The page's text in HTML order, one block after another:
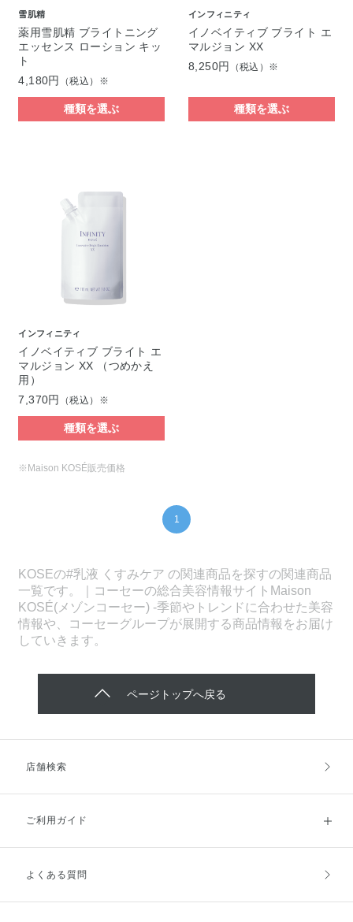
雪肌精
薬用雪肌精 ブライトニング
エッセンス ローション キッ
ト
4,180円
（税込）※
種類を選ぶ
インフィニティ
イノベイティブ ブライト エ
マルジョン XX
8,250円
（税込）※
種類を選ぶ
インフィニティ
イノベイティブ ブライト エ
マルジョン XX （つめかえ
用）
7,370円
（税込）※
種類を選ぶ
※Maison KOSÉ販売価格
1
KOSEの#乳液 くすみケア の関連商品を探すの関連商品
一覧です。｜コーセーの総合美容情報サイトMaison
KOSÉ(メゾンコーセー) -季節やトレンドに合わせた美容
情報や、コーセーグループが展開する商品情報をお届け
していきます。
ページトップへ戻る
店舗検索
ご利用ガイド
ご利用ガイドトップ
よくある質問